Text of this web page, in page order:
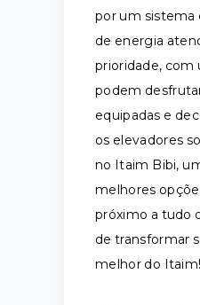
por um sistema
de energia
prioridade, com
podem
equipadas e
os elevadores
no Itaim Bibi,
melhores
próximo a tudo
de transformar
melhor do